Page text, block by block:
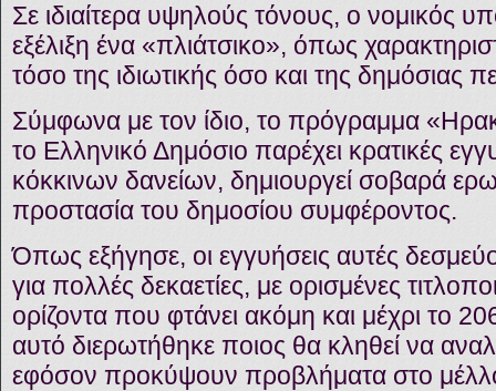
Σε ιδιαίτερα υψηλούς τόνους, ο νομικός
εξέλιξη ένα «πλιάτσικο», όπως
τόσο της ιδιωτικής όσο και της δημόσιας
Σύμφωνα με τον ίδιο, το πρόγραμμα
το Ελληνικό Δημόσιο παρέχει κρατικές
κόκκινων δανείων, δημιουργεί σοβαρά
προστασία του δημοσίου συμφέροντος.
Όπως εξήγησε, οι εγγυήσεις αυτές
για πολλές δεκαετίες, με ορισμένες
ορίζοντα που φτάνει ακόμη και μέχρι το
αυτό διερωτήθηκε ποιος θα κληθεί να
εφόσον προκύψουν προβλήματα στο